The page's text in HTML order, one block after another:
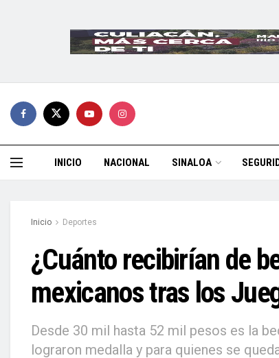
INICIO NACIONAL SINALOA
Inicio Deportes
¿Cuánto recibirían de
mexicanos tras los
Desde 30 mil hasta 52 mil pesos es la
lograron medalla y para quienes se